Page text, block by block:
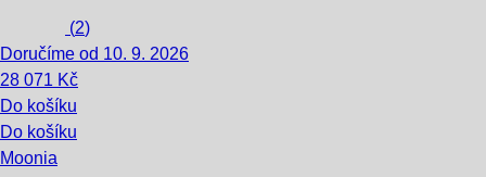
(2)
Doručíme od 10. 9. 2026
28 071 Kč
Do košíku
Do košíku
Moonia